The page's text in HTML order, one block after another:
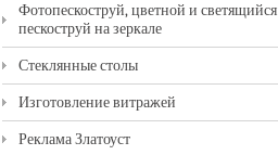
Фотопескоструй, цветной и светящийся
пескоструй на зеркале
Стеклянные столы
Изготовление витражей
Реклама Златоуст